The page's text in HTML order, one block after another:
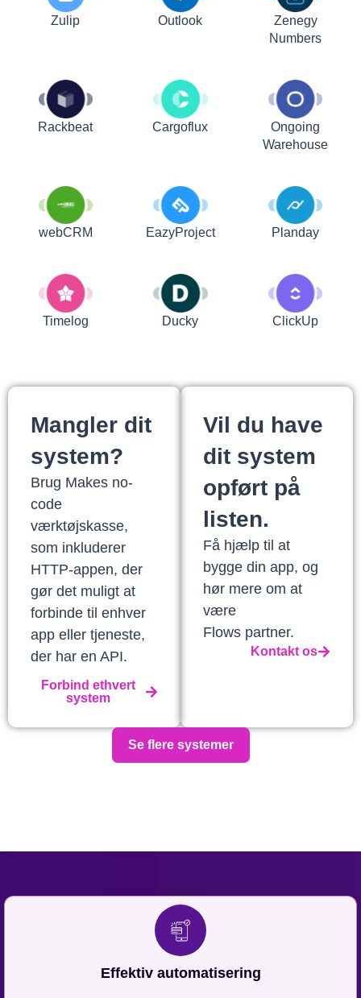
Zulip Outlook
Zenegy
Numbers
Rackbeat Cargoflux
Ongoing
Warehouse
webCRM EazyProject Planday
Timelog Ducky ClickUp
Mangler dit
system?
Brug Makes no-
code
værktøjskasse,
som inkluderer
HTTP-appen, der
gør det muligt at
forbinde til enhver
app eller tjeneste,
der har en API.
Forbind ethvert
system
Vil du have
dit system
opført på
listen.
Få hjælp til at
bygge din app, og
hør mere om at
være
Flows partner.
Kontakt os
Se flere systemer
Effektiv automatisering